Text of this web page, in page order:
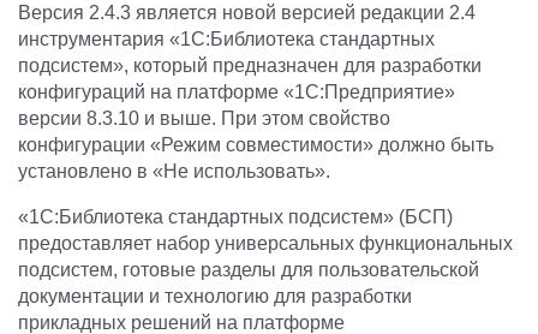
Версия 2.4.3 является новой версией редакции 2.4
инструментария «1С:Библиотека стандартных
подсистем», который предназначен для разработки
конфигураций на платформе «1С:Предприятие»
версии 8.3.10 и выше. При этом свойство
конфигурации «Режим совместимости» должно быть
установлено в «Не использовать».
«1С:Библиотека стандартных подсистем» (БСП)
предоставляет набор универсальных функциональных
подсистем, готовые разделы для пользовательской
документации и технологию для разработки
прикладных решений на платформе